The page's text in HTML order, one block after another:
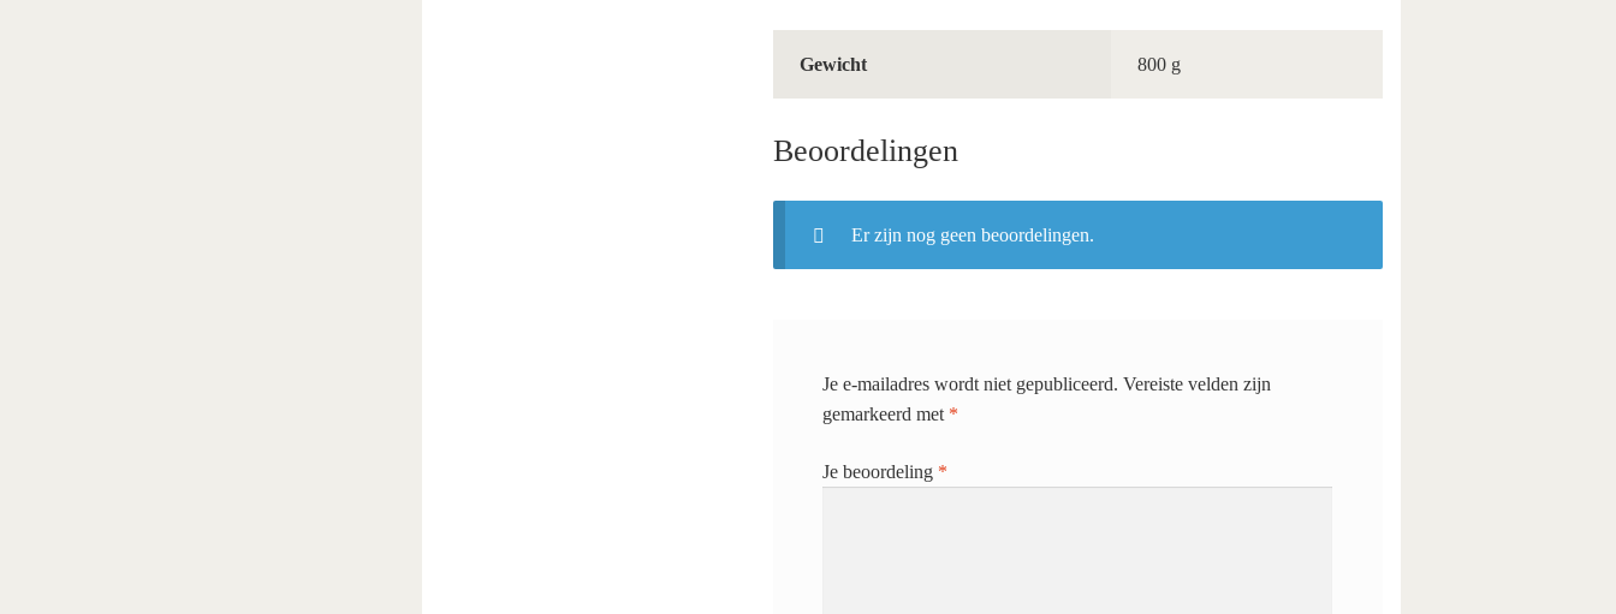
Gewicht 800 g
Beoordelingen
Er zijn nog geen beoordelingen.
Je e-mailadres wordt niet gepubliceerd. Vereiste velden zijn
gemarkeerd met *
Je beoordeling *